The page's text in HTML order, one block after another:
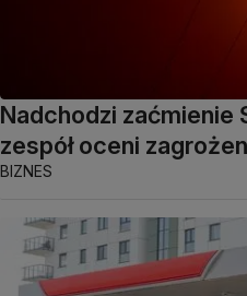
Nadchodzi zaćmienie
zespół oceni
BIZNES